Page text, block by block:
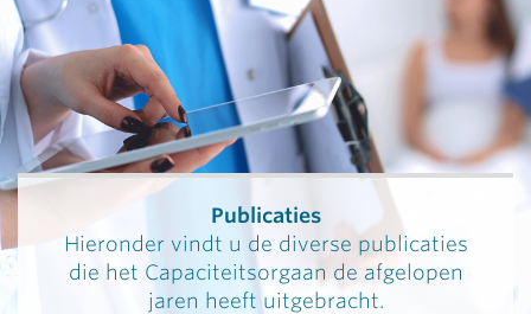
Publicaties
Hieronder vindt u de diverse publicaties
die het Capaciteitsorgaan de afgelopen
jaren heeft uitgebracht.